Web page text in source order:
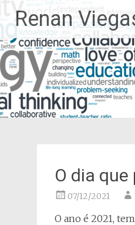
para
o
conteúdo
Renan
O dia
07/12/2021
O ano é 2021,